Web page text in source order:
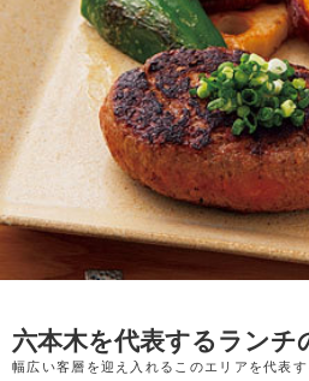
六本木を代表するランチ
幅広い客層を迎え入れるこのエリアを代表す